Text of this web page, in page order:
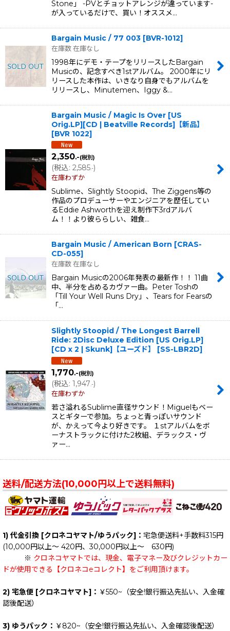
Stone」 -PVとチョットアレンジが違っています-
が入っているだけで、買い！オススメ…
Bargain Music / 77 003 [BVR-1012]
在庫数 在庫なし
1998年にデモ・テープをリリースしたBargain
Musicの、記念すべき1stアルバム。 2000年にリ
リースした本作は、いきなり自身でもアルバムを
リリースし、Minutemen、Iggy &…
Bargain Music / Magic Is Over [US
Orig.LP][CD | Beatville Records]【新品】
[BVR 1022]
2,350.-(税別)
(税込: 2,585.-)
在庫わずか
Sublime、Slightly Stoopid、The Ziggens等の
作品のプロデューサーやエンジニアを歴任してい
るEddie Ashworthを迎え制作下3rdアルバ
ム！！より彼ららしい、雑食…
Bargain Music / American Born [CRAS-
CD-055]
在庫数 在庫なし
Bargain Musicの2006年発表の最新作！！ 11曲
中、半分を占めるカヴァー曲。Peter Toshの
「Till Your Well Runs Dry」、Tears for Fearsの
「…
Slightly Stoopid / The Longest Barrell
Ride: 2Disc Deluxe Edition [US Orig.LP]
[CD x 2 | Skunk]【ユーズド】
[SS-LBR2D]
1,770.-(税別)
(税込: 1,947.-)
在庫わずか
若さ溢れるSublime直径サウンド！Miguelもベー
スとギターで参加。ちょっと青っぽいサウンド
が、かえって今より好きです。 １stアルバムをボ
ーナストラックに付けた2枚組、デラックス・ヴ
ァー…
送料/配送方法(10,000円以上で送料無料)
1) 代金引換 [クロネコヤマト/ゆうパック]： 宅急便送料+手数料315円
(10,000円以上～ 420円、30,000円以上～ 630円)
※ クロネコヤマトでは、現金、電子マネー及びクレジットカー
ドが使用できる【クロネコeコレクト】をご利用頂けます。
2) 宅急便 [クロネコヤマト]： ￥550~（安全!銀行振込先払い、入金確
認後配送）
3) ゆうパック： ￥820~（安全!銀行振込先払い、入金確認後配送）